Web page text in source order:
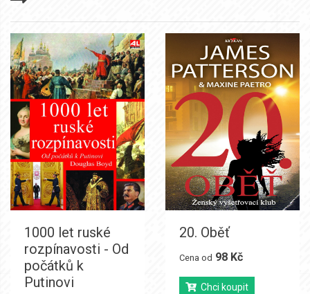
1000 let ruské
rozpínavosti - Od
počátků k
Putinovi
20. Oběť
Cena od 98 Kč
Chci koupit